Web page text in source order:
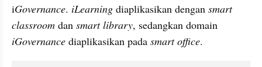
iGovernance. iLearning diaplikasikan dengan smart
classroom dan smart library
iGovernance diaplikasikan pada smart office.